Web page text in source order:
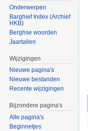
Onderwerpen
Barghief Index (Archief
HKB)
Berghse woorden
Jaartallen
Wijzigingen
Nieuwe pagina's
Nieuwe bestanden
Recente wijzigingen
Bijzondere pagina's
Alle pagina's
Beginnetjes